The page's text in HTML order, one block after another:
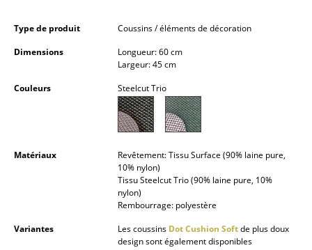
Meubles de bar
Garde-robes
Petits rangements
Pièces détachées
Suspensions & Plafonniers
Lampes de table
Type de produit
Coussins / éléments de décoration
Dimensions
Longueur: 60 cm
Largeur: 45 cm
Couleurs
Steelcut Trio
Matériaux
Revêtement: Tissu Surface (90% laine pure,
10% nylon)
Tissu Steelcut Trio (90% laine pure, 10%
nylon)
Rembourrage: polyestère
Variantes
Les coussins Dot Cushion Softde plus doux
design sont également disponibles